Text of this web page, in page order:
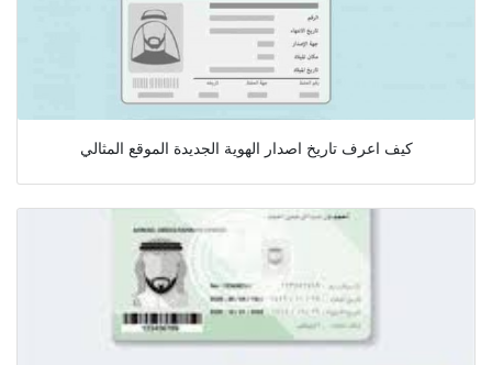
كيف اعرف تاريخ اصدار الهوية الجديدة الموقع المثالي